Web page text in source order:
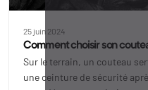
25 juin 2024
Comment choisir son
Sur le terrain, un couteau
une ceinture de sécurité